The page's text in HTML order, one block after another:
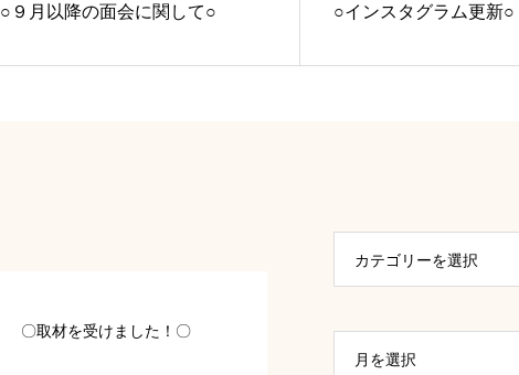
○９月以降の面会に関して○ ○インスタグラム更新○
〇取材を受けました！〇
カテゴリーを選択
月を選択